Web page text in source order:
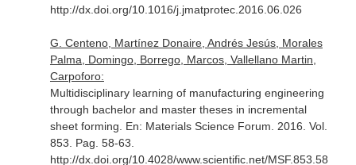
http://dx.doi.org/10.1016/j.jmatprotec.2016.06.026
G. Centeno, Martínez Donaire, Andrés Jesús, Morales
Palma, Domingo, Borrego, Marcos, Vallellano Martin,
Carpoforo:
Multidisciplinary learning of manufacturing engineering
through bachelor and master theses in incremental
sheet forming. En: Materials Science Forum . 2016. Vol.
853. Pag. 58-63.
http://dx.doi.org/10.4028/www.scientific.net/MSF.853.58